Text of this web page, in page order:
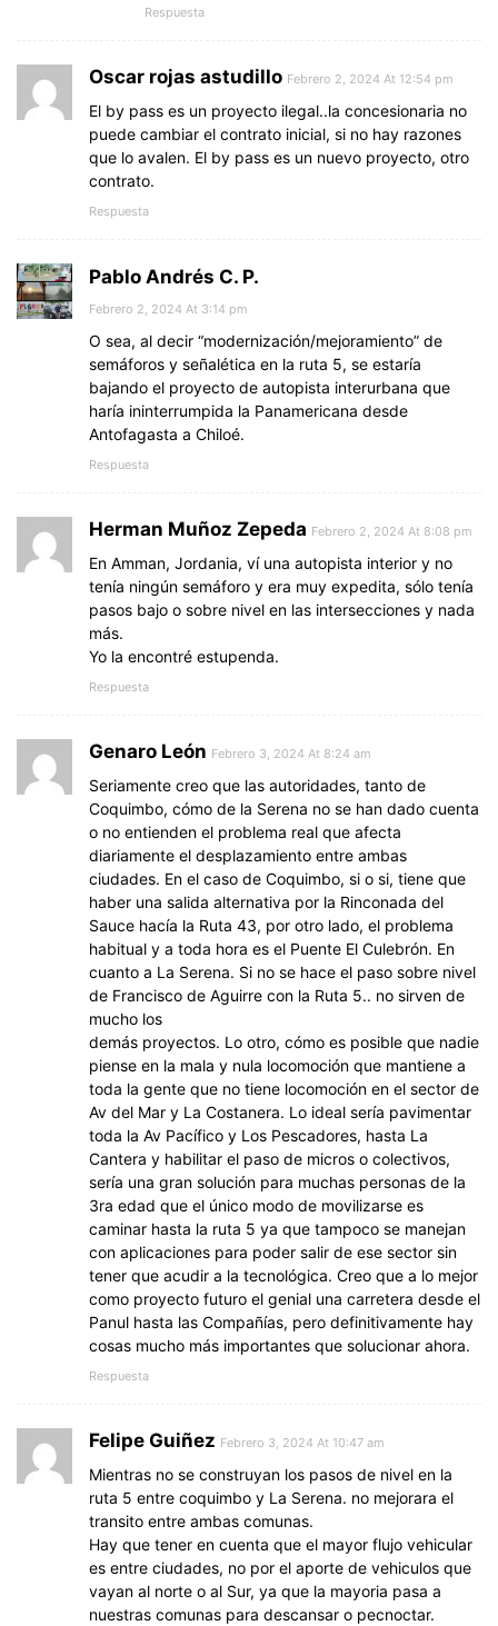
Respuesta
Oscar rojas astudillo Febrero 2, 2024 At 12:54 pm
El by pass es un proyecto ilegal..la concesionaria no
puede cambiar el contrato inicial, si no hay razones
que lo avalen. El by pass es un nuevo proyecto, otro
contrato.
Respuesta
Pablo Andrés C. P.
Febrero 2, 2024 At 3:14 pm
O sea, al decir “modernización/mejoramiento” de
semáforos y señalética en la ruta 5, se estaría
bajando el proyecto de autopista interurbana que
haría ininterrumpida la Panamericana desde
Antofagasta a Chiloé.
Respuesta
Herman Muñoz Zepeda Febrero 2, 2024 At 8:08 pm
En Amman, Jordania, ví una autopista interior y no
tenía ningún semáforo y era muy expedita, sólo tenía
pasos bajo o sobre nivel en las intersecciones y nada
más.
Yo la encontré estupenda.
Respuesta
Genaro León Febrero 3, 2024 At 8:24 am
Seriamente creo que las autoridades, tanto de
Coquimbo, cómo de la Serena no se han dado cuenta
o no entienden el problema real que afecta
diariamente el desplazamiento entre ambas
ciudades. En el caso de Coquimbo, si o si, tiene que
haber una salida alternativa por la Rinconada del
Sauce hacía la Ruta 43, por otro lado, el problema
habitual y a toda hora es el Puente El Culebrón. En
cuanto a La Serena. Si no se hace el paso sobre nivel
de Francisco de Aguirre con la Ruta 5.. no sirven de
mucho los
demás proyectos. Lo otro, cómo es posible que nadie
piense en la mala y nula locomoción que mantiene a
toda la gente que no tiene locomoción en el sector de
Av del Mar y La Costanera. Lo ideal sería pavimentar
toda la Av Pacífico y Los Pescadores, hasta La
Cantera y habilitar el paso de micros o colectivos,
sería una gran solución para muchas personas de la
3ra edad que el único modo de movilizarse es
caminar hasta la ruta 5 ya que tampoco se manejan
con aplicaciones para poder salir de ese sector sin
tener que acudir a la tecnológica. Creo que a lo mejor
como proyecto futuro el genial una carretera desde el
Panul hasta las Compañías, pero definitivamente hay
cosas mucho más importantes que solucionar ahora.
Respuesta
Felipe Guiñez Febrero 3, 2024 At 10:47 am
Mientras no se construyan los pasos de nivel en la
ruta 5 entre coquimbo y La Serena. no mejorara el
transito entre ambas comunas.
Hay que tener en cuenta que el mayor flujo vehicular
es entre ciudades, no por el aporte de vehiculos que
vayan al norte o al Sur, ya que la mayoria pasa a
nuestras comunas para descansar o pecnoctar.